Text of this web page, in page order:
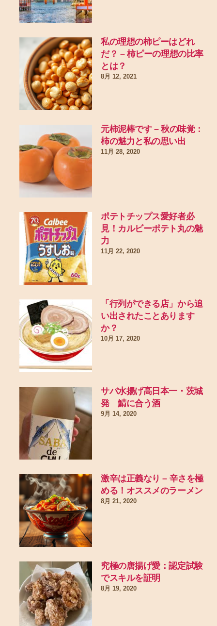
私の理想の柿ピーはどれ
だ？ – 柿ピーの理想の比率
とは？
8月 12, 2021
元柿泥棒です – 秋の味覚：
柿の魅力と私の思い出
11月 28, 2020
ポテトチップス愛好者必
見！カルビーポテト丸の魅
力
11月 22, 2020
「行列ができる店」から追
い出されたことあります
か？
10月 17, 2020
サバ水揚げ高日本一・茨城
発 鯖に合う酒
9月 14, 2020
激辛は正義なり – 辛さを極
める！オススメのラーメン
8月 21, 2020
究極の唐揚げ愛：認定試験
でスキルを証明
8月 19, 2020